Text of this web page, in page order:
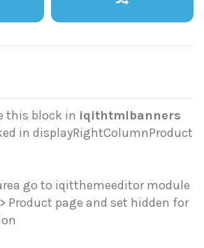
this block in iqithtmlbanners
in displayRightColumnProduct
go to iqitthemeeditor module
Product page and set hidden for